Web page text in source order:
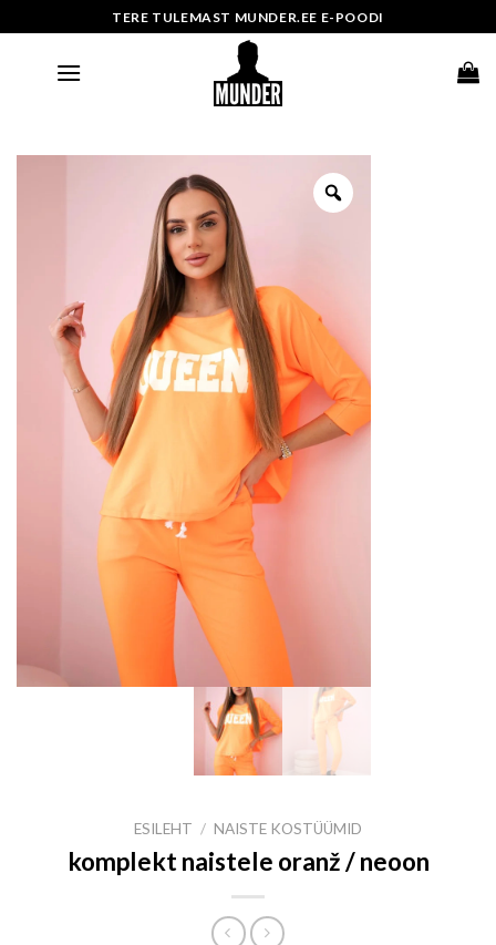
to
TERE TULEMAST MUNDER.EE E-POODI
ESILEHT / NAISTE KOSTÜÜMID
komplekt naistele oranž / neoon